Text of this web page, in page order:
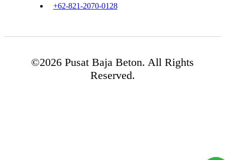
+62-821-2070-0128
©2026 Pusat Baja Beton. All Rights
Reserved.